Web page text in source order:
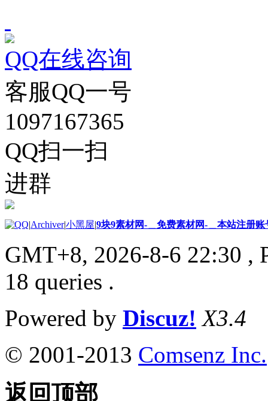
QQ在线咨询
客服QQ一号
1097167365
QQ扫一扫
进群
|Archiver|小黑屋|9块9素材网-＿免费素材网-＿本站注册账
GMT+8, 2026-8-6 22:30 ,
18 queries .
Powered by Discuz! X3.4
© 2001-2013 Comsenz Inc.
返回顶部